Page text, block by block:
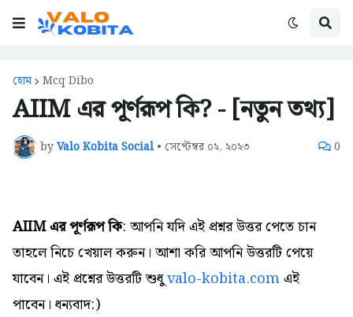
হোম Mcq Dibo
AIIM এর পূর্ণরূপ কি? - [নতুন তথ্য]
byValo Kobita Social • সেপ্টেম্বর ০২, ২০২৩ 0
AIIM এর পূর্ণরূপ কি: আপনি যদি এই প্রশ্নর উত্তর পেতে চান
তাহলে নিচে খেয়াল করুন। আশা করি আপনি উত্তরটি পেয়ে
যাবেন। এই প্রশ্নের উত্তরটি শুধুvalo-kobita.comএই
পাবেন। ধন্যবাদ:)